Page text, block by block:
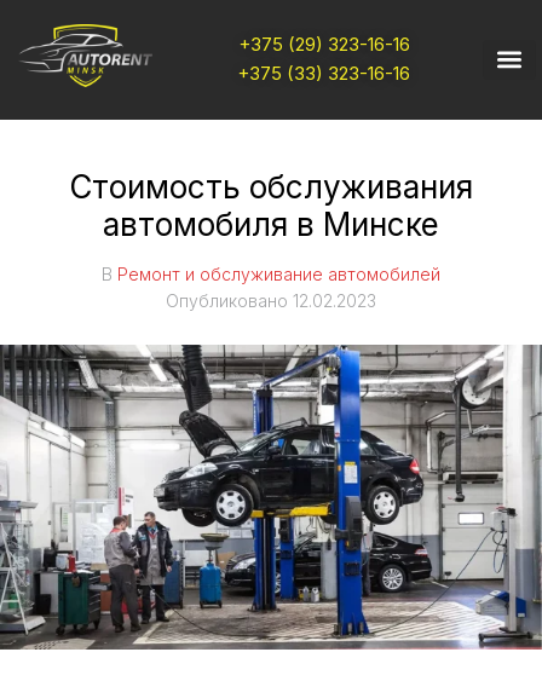
+375 (29) 323-16-16
+375 (33) 323-16-16
Стоимость обслуживания
автомобиля в Минске
В Ремонт и обслуживание автомобилей
Опубликовано 12.02.2023